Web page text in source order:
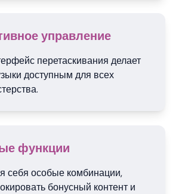
управление
перетаскивания делает
доступным для всех
функции
себя особые комбинации,
бонусный контент и